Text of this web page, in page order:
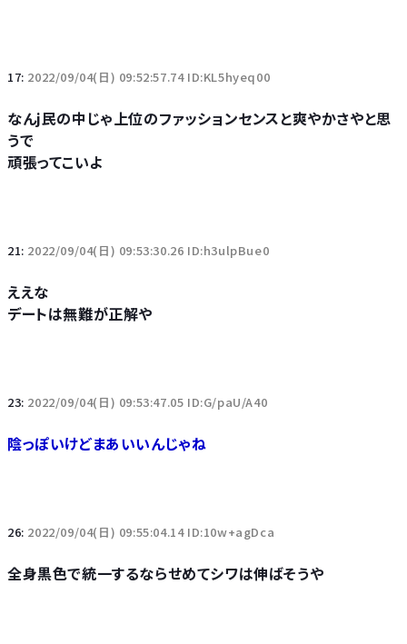
17: 2022/09/04(日) 09:52:57.74 ID:KL5hyeq00
なんj民の中じゃ上位のファッションセンスと爽やかさやと思
うで
頑張ってこいよ
21: 2022/09/04(日) 09:53:30.26 ID:h3ulpBue0
ええな
デートは無難が正解や
23: 2022/09/04(日) 09:53:47.05 ID:G/paU/A40
陰っぽいけどまあいいんじゃね
26: 2022/09/04(日) 09:55:04.14 ID:10w+agDca
全身黒色で統一するならせめてシワは伸ばそうや